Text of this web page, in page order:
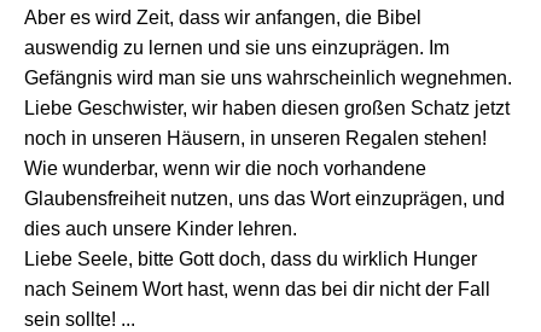
Aber es wird Zeit, dass wir anfangen, die Bibel
auswendig zu lernen und sie uns einzuprägen. Im
Gefängnis wird man sie uns wahrscheinlich wegnehmen.
Liebe Geschwister, wir haben diesen großen Schatz jetzt
noch in unseren Häusern, in unseren Regalen stehen!
Wie wunderbar, wenn wir die noch vorhandene
Glaubensfreiheit nutzen, uns das Wort einzuprägen, und
dies auch unsere Kinder lehren.
Liebe Seele, bitte Gott doch, dass du wirklich Hunger
nach Seinem Wort hast, wenn das bei dir nicht der Fall
sein sollte! ...